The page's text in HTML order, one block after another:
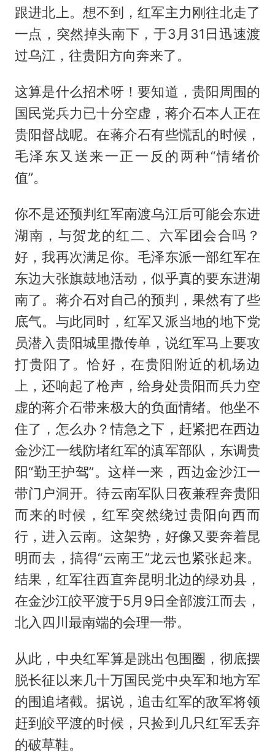
跟进北上。想不到，红军主力刚往北走了
一点，突然掉头南下，于3月31日迅速渡
过乌江，往贵阳方向奔来了。
这算是什么招术呀！要知道，贵阳周围的
国民党兵力已十分空虚，蒋介石本人正在
贵阳督战呢。在蒋介石有些慌乱的时候，
毛泽东又送来一正一反的两种“情绪价
值”。
你不是还预判红军南渡乌江后可能会东进
湖南，与贺龙的红二、六军团会合吗？
好，我再次满足你。毛泽东派一部红军在
东边大张旗鼓地活动，似乎真的要东进湖
南了。蒋介石对自己的预判，果然有了些
底气。与此同时，红军又派当地的地下党
员潜入贵阳城里撒传单，说红军马上要攻
打贵阳了。恰好，在贵阳附近的机场边
上，还响起了枪声，给身处贵阳而兵力空
虚的蒋介石带来极大的负面情绪。他坐不
住了，怎么办？情急之下，赶紧把在西边
金沙江一线防堵红军的滇军部队，东调贵
阳“勤王护驾”。这样一来，西边金沙江一
带门户洞开。待云南军队日夜兼程奔贵阳
而来的时候，红军突然绕过贵阳向西而
行，进入云南。这架势，好像又要奔着昆
明而去，搞得“云南王”龙云也紧张起来。
结果，红军往西直奔昆明北边的绿劝县，
在金沙江皎平渡于5月9日全部渡江而去，
北入四川最南端的会理一带。
从此，中央红军算是跳出包围圈，彻底摆
脱长征以来几十万国民党中央军和地方军
的围追堵截。据说，追击红军的敌军将领
赶到皎平渡的时候，只捡到几只红军丢弃
的破草鞋。